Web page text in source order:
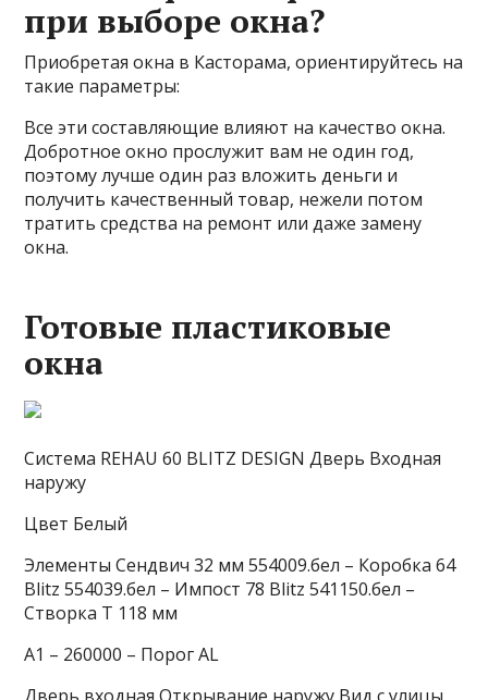
при выборе окна?
Приобретая окна в Касторама, ориентируйтесь на
такие параметры:
Все эти составляющие влияют на качество окна.
Добротное окно прослужит вам не один год,
поэтому лучше один раз вложить деньги и
получить качественный товар, нежели потом
тратить средства на ремонт или даже замену
окна.
Готовые пластиковые
окна
Система REHAU 60 BLITZ DESIGN Дверь Входная
наружу
Цвет Белый
Элементы Сендвич 32 мм 554009.бел – Коробка 64
Blitz 554039.бел – Импост 78 Blitz 541150.бел –
Створка Т 118 мм
A1 – 260000 – Порог AL